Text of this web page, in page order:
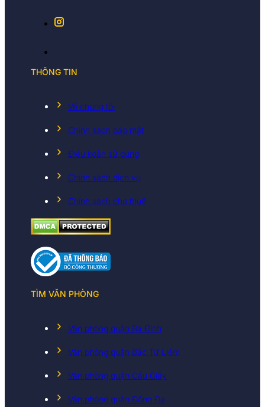
THÔNG TIN
Về chúng tôi
Chính sách bảo mật
Điều koản sử dụng
Chính sách dịch vụ
Chính sách cho thuê
TÌM VĂN PHÒNG
Văn phòng quận Ba Đình
Văn phòng quận Bắc Từ Liêm
Văn phòng quận Cầu Giấy
Văn phòng quận Đống Đa